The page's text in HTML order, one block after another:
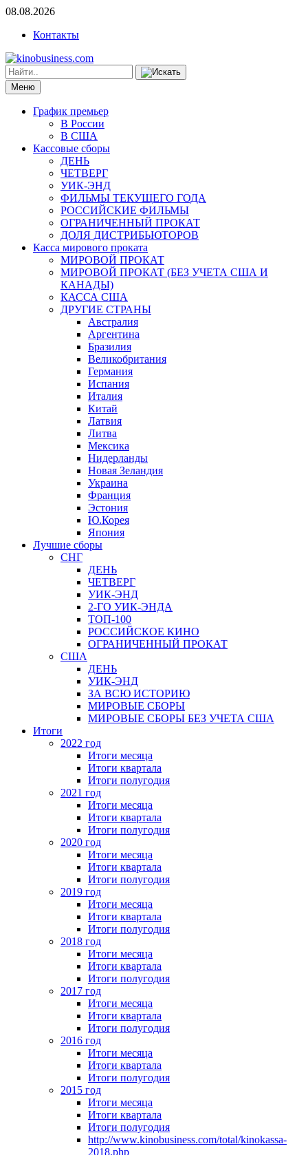
08.08.2026
Контакты
Меню
График премьер
В России
В США
Кассовые сборы
ДЕНЬ
ЧЕТВЕРГ
УИК-ЭНД
ФИЛЬМЫ ТЕКУЩЕГО ГОДА
РОССИЙСКИЕ ФИЛЬМЫ
ОГРАНИЧЕННЫЙ ПРОКАТ
ДОЛЯ ДИСТРИБЬЮТОРОВ
Касса мирового проката
МИРОВОЙ ПРОКАТ
МИРОВОЙ ПРОКАТ (БЕЗ УЧЕТА США И
КАНАДЫ)
КАССА США
ДРУГИЕ СТРАНЫ
Австралия
Аргентина
Бразилия
Великобритания
Германия
Испания
Италия
Китай
Латвия
Литва
Мексика
Нидерланды
Новая Зеландия
Украина
Франция
Эстония
Ю.Корея
Япония
Лучшие сборы
СНГ
ДЕНЬ
ЧЕТВЕРГ
УИК-ЭНД
2-ГО УИК-ЭНДА
ТОП-100
РОССИЙСКОЕ КИНО
ОГРАНИЧЕННЫЙ ПРОКАТ
США
ДЕНЬ
УИК-ЭНД
ЗА ВСЮ ИСТОРИЮ
МИРОВЫЕ СБОРЫ
МИРОВЫЕ СБОРЫ БЕЗ УЧЕТА США
Итоги
2022 год
Итоги месяца
Итоги квартала
Итоги полугодия
2021 год
Итоги месяца
Итоги квартала
Итоги полугодия
2020 год
Итоги месяца
Итоги квартала
Итоги полугодия
2019 год
Итоги месяца
Итоги квартала
Итоги полугодия
2018 год
Итоги месяца
Итоги квартала
Итоги полугодия
2017 год
Итоги месяца
Итоги квартала
Итоги полугодия
2016 год
Итоги месяца
Итоги квартала
Итоги полугодия
2015 год
Итоги месяца
Итоги квартала
Итоги полугодия
http://www.kinobusiness.com/total/kinokassa-
2018.php